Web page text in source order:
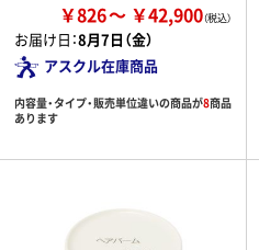
￥826 ￥42,900
お届け日：8月7日（金）
アスクル在庫商品
内容量・タイプ・販売単位違いの商品が8商品
あります